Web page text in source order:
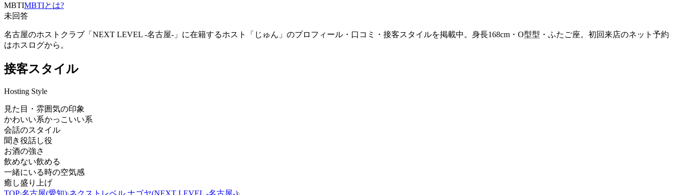
MBTIMBTIとは?
未回答
名古屋のホストクラブ「NEXT LEVEL -名古屋-」に在籍するホスト「じゅん」のプロフィール・口コミ・接客スタイルを掲載中。身長168cm・O型型・ふたご座。初回来店のネット予約
はホスログから。
接客スタイル
Hosting Style
見た目・雰囲気の印象
かわいい系かっこいい系
会話のスタイル
聞き役話し役
お酒の強さ
飲めない飲める
一緒にいる時の空気感
癒し盛り上げ